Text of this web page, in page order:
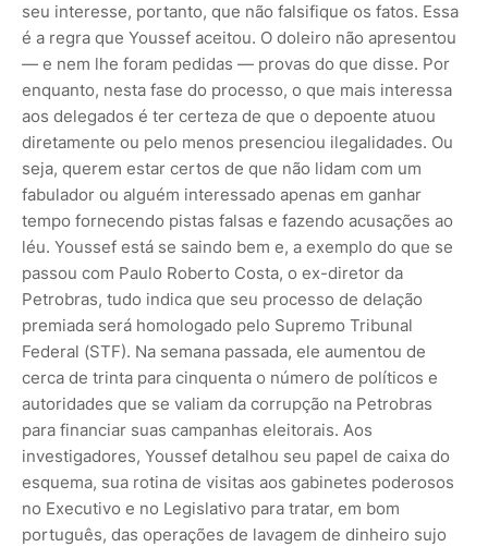
seu interesse, portanto, que não falsifique os fatos. Essa
é a regra que Yous­sef aceitou. O doleiro não apresentou
— e nem lhe foram pedidas — provas do que disse. Por
enquanto, nesta fase do processo, o que mais interessa
aos delegados é ter certeza de que o de­poente atuou
diretamente ou pelo menos presenciou ilegalidades. Ou
seja, querem estar certos de que não lidam com um
fabulador ou alguém interessado apenas em ganhar
tempo for­necendo pistas falsas e fazendo acu­sações ao
léu. Youssef está se saindo bem e, a exemplo do que se
passou com Paulo Roberto Costa, o ex-diretor da
Petrobras, tudo indica que seu processo de delação
premiada será homologado pelo Supremo Tribunal
Federal (STF). Na semana passada, ele aumentou de
cerca de trinta para cinquenta o número de políticos e
autoridades que se valiam da corrupção na Petrobras
para financiar suas campanhas eleitorais. Aos
investigadores, Youssef detalhou seu papel de caixa do
esquema, sua rotina de visitas aos gabinetes poderosos
no Executivo e no Legislativo para tratar, em bom
português, das operações de lavagem de dinheiro sujo